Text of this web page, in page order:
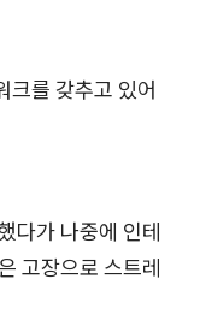
를 갖추고 있어
다가 나중에 인테
고장으로 스트레